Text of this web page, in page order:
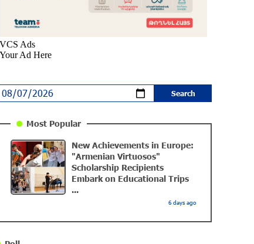
Empowering the Next Generation of
Armenian Talents: “Music for Future”
DIALOG Organization - Partner of the
“Born in Artsakh” Program
DIALOG Organization - Partner of the
“Born in Artsakh” Program
about a year ago
Most Popular
New Achievements in Europe:
"Armenian Virtuosos"
Scholarship Recipients
Embark on Educational Trips
...
6 days ago